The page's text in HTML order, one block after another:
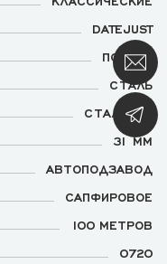
DATEJUST
ПОЛНАЯ
СТАЛЬ
СТАЛЬНОЙ
31 ММ
АВТОПОДЗАВОД
САПФИРОВОЕ
100 МЕТРОВ
0720